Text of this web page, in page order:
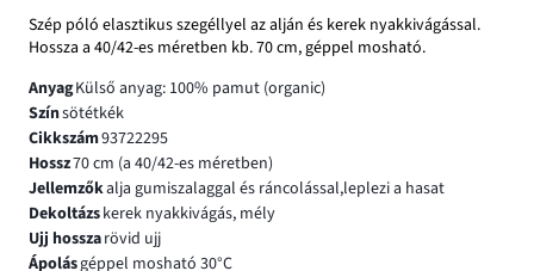
Szép póló elasztikus szegéllyel az alján és kerek nyakkivágással.
Hossza a 40/42-es méretben kb. 70 cm, géppel mosható.
AnyagKülső anyag: 100% pamut (organic)
Színsötétkék
Cikkszám93722295
Hossz70 cm (a 40/42-es méretben)
Jellemzőkalja gumiszalaggal és ráncolással,leplezi a hasat
Dekoltázskerek nyakkivágás, mély
Ujj hosszarövid ujj
Ápolásgéppel mosható 30°C